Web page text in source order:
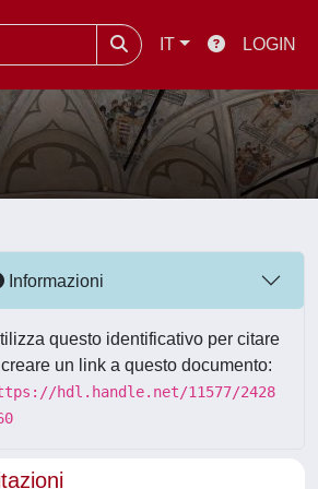
IT LOGIN
Informazioni
questo identificativo per citare
un link a questo documento:
hdl.handle.net/11577/2428